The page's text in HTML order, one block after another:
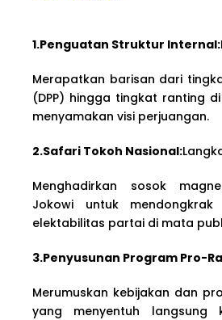
1.Penguatan Struktur Internal:
Merapatkan barisan dari
(DPP) hingga tingkat ranting
menyamakan visi perjuangan.
2.Safari Tokoh Nasional:
Menghadirkan sosok
Jokowi untuk
elektabilitas partai di mata
3.Penyusunan Program Pro-
Merumuskan kebijakan dan
yang menyentuh langsung